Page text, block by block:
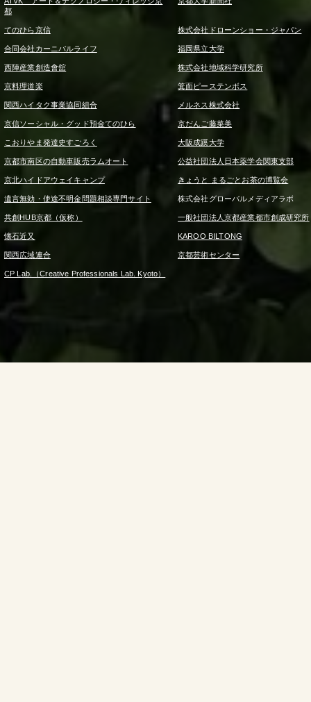
都
てのひら京信 株式会社ドローンショー・ジャパン
合同会社カーニバルライフ 福岡県立大学
西陣産業創造會舘 株式会社地域科学研究所
京料理道楽 箕面ピーステンボス
関西ハイタク事業協同組合 メルネス株式会社
京信ソーシャル・グッド預金てのひら 京だんご藤菜美
こおりやま発達史すごろく 大阪成蹊大学
京都市南区の自動車販売ラムオート 公益社団法人日本薬学会関東支部
京北ハイドアウェイキャンプ きょうと まるごとお茶の博覧会
遺言無効・使途不明金問題相談専門サイト 株式会社グローバルメディアラボ
共創HUB京都（仮称） 一般社団法人京都産業都市創成研究所
懐石近又 KAROO BILTONG
関西広域連合 京都芸術センター
CP Lab.（Creative Professionals Lab. Kyoto）